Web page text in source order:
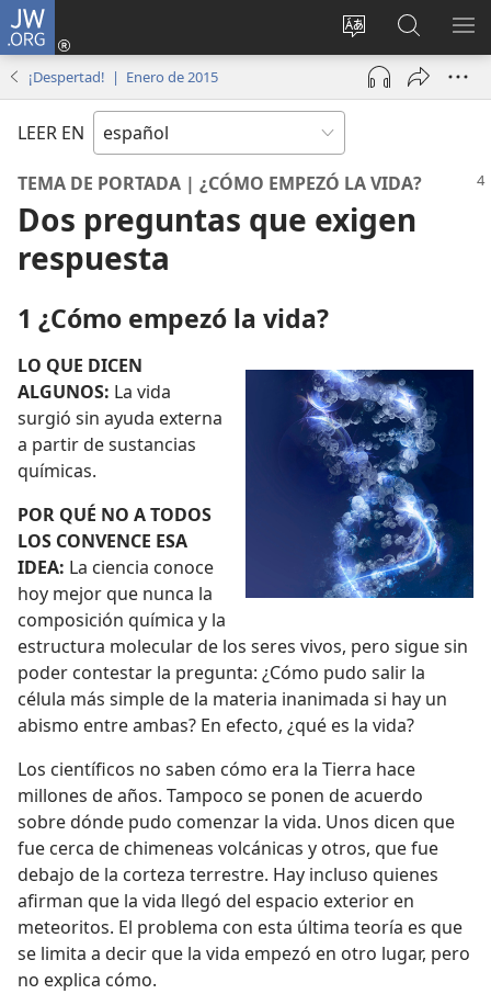
JW.ORG
Cambiar
idioma
del sitio
Iniciar
sesión
(abre
nueva
en
jw.org
¡Despertad! | Enero de 2015
LEER EN
TEMA DE PORTADA | ¿CÓMO EMPEZÓ LA VIDA?
Dos preguntas que exigen
respuesta
1 ¿Cómo empezó la vida?
LO QUE DICEN
ALGUNOS: La vida
surgió sin ayuda externa
a partir de sustancias
químicas.
POR QUÉ NO A TODOS
LOS CONVENCE ESA
IDEA: La ciencia conoce
hoy mejor que nunca la
composición química y la
estructura molecular de los seres vivos, pero sigue sin
poder contestar la pregunta: ¿Cómo pudo salir la
célula más simple de la materia inanimada si hay un
abismo entre ambas? En efecto, ¿qué es la vida?
Los científicos no saben cómo era la Tierra hace
millones de años. Tampoco se ponen de acuerdo
sobre dónde pudo comenzar la vida. Unos dicen que
fue cerca de chimeneas volcánicas y otros, que fue
debajo de la corteza terrestre. Hay incluso quienes
afirman que la vida llegó del espacio exterior en
meteoritos. El problema con esta última teoría es que
se limita a decir que la vida empezó en otro lugar, pero
no explica cómo.